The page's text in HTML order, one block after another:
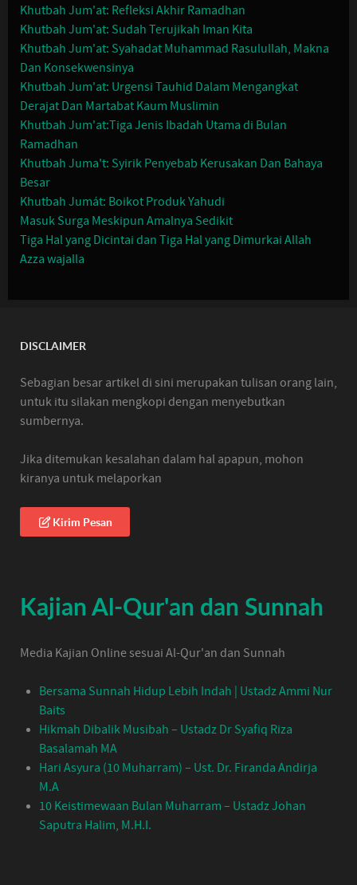
Khutbah Jum'at: Refleksi Akhir Ramadhan
Khutbah Jum'at: Sudah Terujikah Iman Kita
Khutbah Jum'at: Syahadat Muhammad Rasulullah, Makna
Dan Konsekwensinya
Khutbah Jum'at: Urgensi Tauhid Dalam Mengangkat
Derajat Dan Martabat Kaum Muslimin
Khutbah Jum'at:Tiga Jenis Ibadah Utama di Bulan
Ramadhan
Khutbah Juma't: Syirik Penyebab Kerusakan Dan Bahaya
Besar
Khutbah Jumát: Boikot Produk Yahudi
Masuk Surga Meskipun Amalnya Sedikit
Tiga Hal yang Dicintai dan Tiga Hal yang Dimurkai Allah
Azza wajalla
DISCLAIMER
Sebagian besar artikel di sini merupakan tulisan orang lain,
untuk itu silakan mengkopi dengan menyebutkan
sumbernya.
Jika ditemukan kesalahan dalam hal apapun, mohon
kiranya untuk melaporkan
Kirim Pesan
Kajian Al-Qur'an dan Sunnah
Media Kajian Online sesuai Al-Qur'an dan Sunnah
Bersama Sunnah Hidup Lebih Indah | Ustadz Ammi Nur
Baits
Hikmah Dibalik Musibah – Ustadz Dr Syafiq Riza
Basalamah MA
Hari Asyura (10 Muharram) – Ust. Dr. Firanda Andirja
M.A
10 Keistimewaan Bulan Muharram – Ustadz Johan
Saputra Halim, M.H.I.